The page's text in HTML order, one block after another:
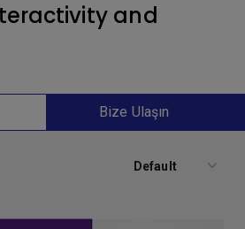
and
Bize Ulaşın
Default